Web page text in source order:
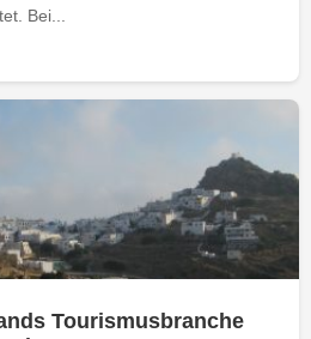
Bei...
Tourismusbranche